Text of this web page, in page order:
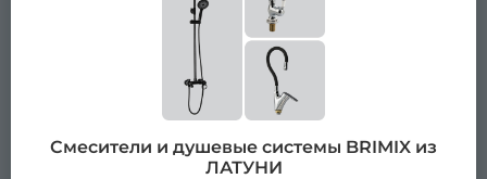
Смесители и душевые системы BRIMIX из
ЛАТУНИ